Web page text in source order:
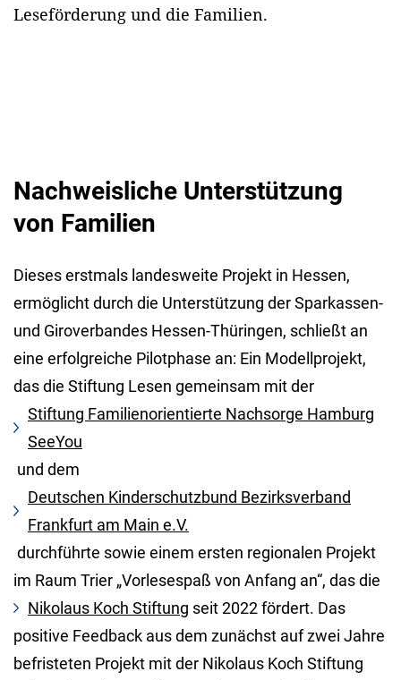
Leseförderung und die Familien.
Nachweisliche Unterstützung
von Familien
Dieses erstmals landesweite Projekt in Hessen,
ermöglicht durch die Unterstützung der Sparkassen-
und Giroverbandes Hessen-Thüringen, schließt an
eine erfolgreiche Pilotphase an: Ein Modellprojekt,
das die Stiftung Lesen gemeinsam mit der
Stiftung Familienorientierte Nachsorge Hamburg
SeeYou
und dem
Deutschen Kinderschutzbund Bezirksverband
Frankfurt am Main e.V.
durchführte sowie einem ersten regionalen Projekt
im Raum Trier „Vorlesespaß von Anfang an“, das die
Nikolaus Koch Stiftung seit 2022 fördert. Das
positive Feedback aus dem zunächst auf zwei Jahre
befristeten Projekt mit der Nikolaus Koch Stiftung